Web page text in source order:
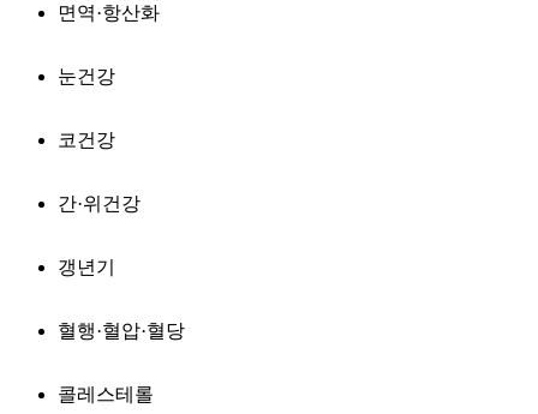
면역·항산화
눈건강
코건강
간·위건강
갱년기
혈행·혈압·혈당
콜레스테롤